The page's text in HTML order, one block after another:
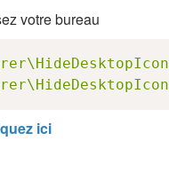
votre bureau
ici